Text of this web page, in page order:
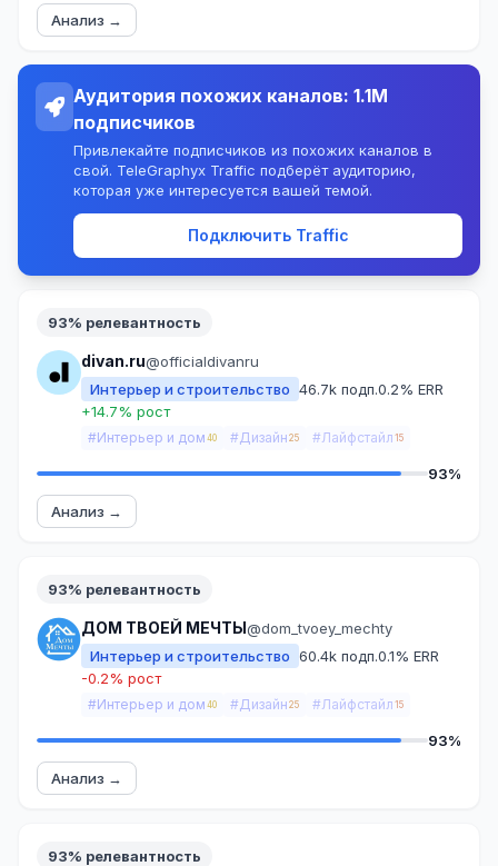
Анализ →
Аудитория похожих каналов: 1.1M
подписчиков
Привлекайте подписчиков из похожих каналов в
свой. TeleGraphyx Traffic подберёт аудиторию,
которая уже интересуется вашей темой.
Подключить Traffic
93% релевантность
divan.ru@officialdivanru
Интерьер и строительство 46.7k подп.0.2% ERR
+14.7% рост
#Интерьер и дом 40 #Дизайн 25 #Лайфстайл 15
93%
Анализ →
93% релевантность
ДОМ ТВОЕЙ МЕЧТЫ@dom_tvoey_mechty
Интерьер и строительство 60.4k подп.0.1% ERR
-0.2% рост
#Интерьер и дом 40 #Дизайн 25 #Лайфстайл 15
93%
Анализ →
93% релевантность